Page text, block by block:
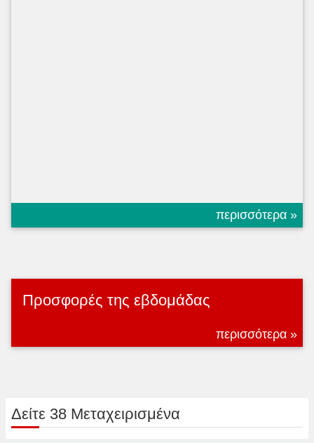
περισσότερα »
Προσφορές της εβδομάδας
περισσότερα »
Δείτε 38 Μεταχειρισμένα